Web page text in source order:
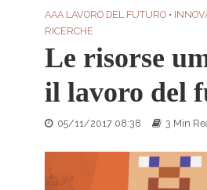
AAA LAVORO DEL FUTURO •
RICERCHE
Le risorse
il lavoro del
05/11/2017 08:38 3 Min